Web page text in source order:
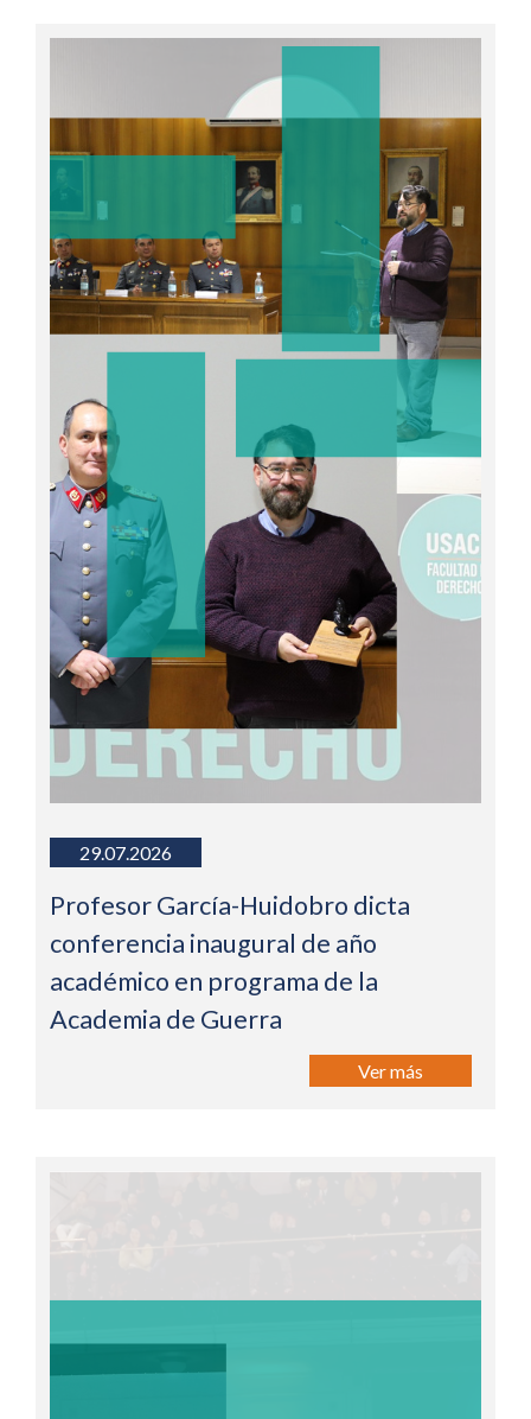
29.07.2026
Profesor García-Huidobro dicta
conferencia inaugural de año
académico en programa de la
Academia de Guerra
Ver más